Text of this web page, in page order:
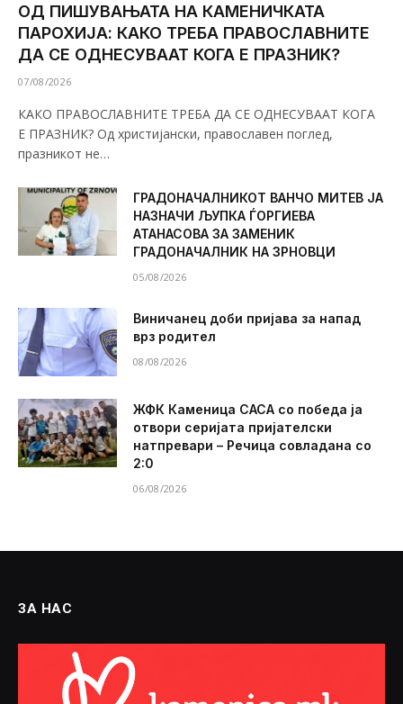
ОД ПИШУВАЊАТА НА КАМЕНИЧКАТА
ПАРОХИЈА: КАКО ТРЕБА ПРАВОСЛАВНИТЕ
ДА СЕ ОДНЕСУВААТ КОГА Е ПРАЗНИК?
07/08/2026
КАКО ПРАВОСЛАВНИТЕ ТРЕБА ДА СЕ ОДНЕСУВААТ КОГА
Е ПРАЗНИК? Од христијански, православен поглед,
празникот не…
ГРАДОНАЧАЛНИКОТ ВАНЧО МИТЕВ ЈА
НАЗНАЧИ ЉУПКА ЃОРГИЕВА
АТАНАСОВА ЗА ЗАМЕНИК
ГРАДОНАЧАЛНИК НА ЗРНОВЦИ
05/08/2026
Виничанец доби пријава за напад
врз родител
08/08/2026
ЖФК Каменица САСА со победа ја
отвори серијата пријателски
натпревари – Речица совладана со
2:0
06/08/2026
ЗА НАС